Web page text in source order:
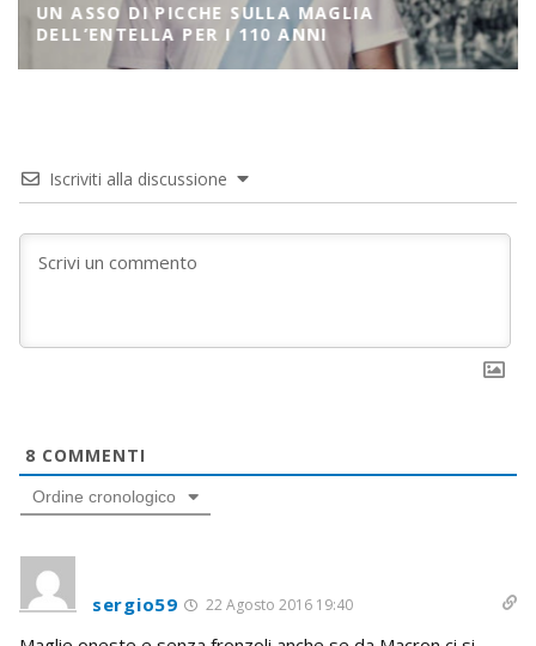
UN ASSO DI PICCHE SULLA MAGLIA
DELL’ENTELLA PER I 110 ANNI
Iscriviti alla discussione
8 COMMENTI
Ordine cronologico
sergio59 22 Agosto 2016 19:40